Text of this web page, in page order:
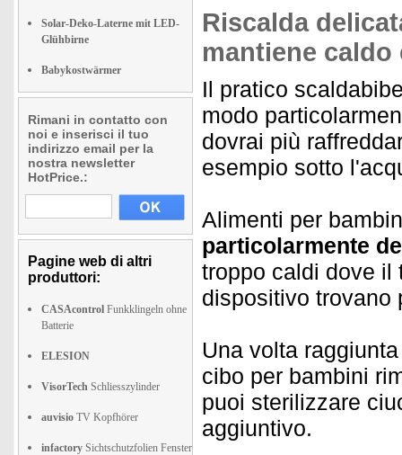
Solar-Deko-Laterne mit LED-
Glühbirne
Babykostwärmer
Rimani in contatto con
noi e inserisci il tuo
indirizzo email per la
nostra newsletter
HotPrice.:
Pagine web di altri
produttori:
CASAcontrol Funkklingeln ohne
Batterie
ELESION
VisorTech Schliesszylinder
auvisio TV Kopfhörer
infactory Sichtschutzfolien Fenster
Riscalda
mantiene
Il pratico
modo
dovrai più
esempio sotto
Alimenti per
particolarmente
troppo caldi dove il
dispositivo trovano
Una volta
cibo per bambini
puoi sterilizzare
aggiuntivo.